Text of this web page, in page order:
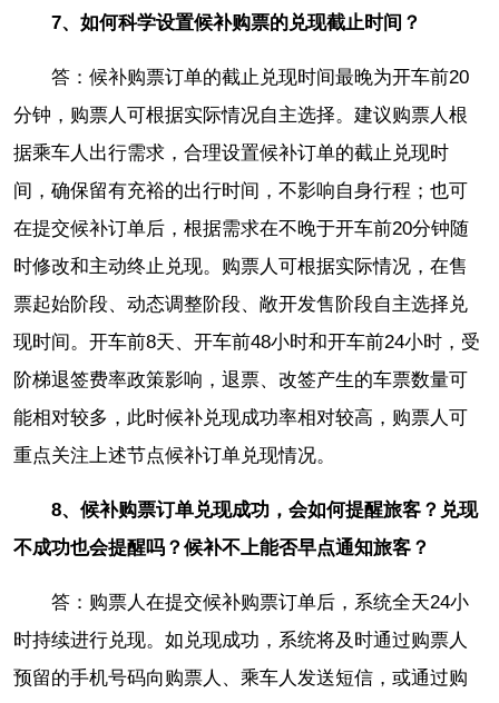
7、如何科学设置候补购票的兑现截止时间？
答：候补购票订单的截止兑现时间最晚为开车前20
分钟，购票人可根据实际情况自主选择。建议购票人根
据乘车人出行需求，合理设置候补订单的截止兑现时
间，确保留有充裕的出行时间，不影响自身行程；也可
在提交候补订单后，根据需求在不晚于开车前20分钟随
时修改和主动终止兑现。购票人可根据实际情况，在售
票起始阶段、动态调整阶段、敞开发售阶段自主选择兑
现时间。开车前8天、开车前48小时和开车前24小时，受
阶梯退签费率政策影响，退票、改签产生的车票数量可
能相对较多，此时候补兑现成功率相对较高，购票人可
重点关注上述节点候补订单兑现情况。
8、候补购票订单兑现成功，会如何提醒旅客？兑现
不成功也会提醒吗？候补不上能否早点通知旅客？
答：购票人在提交候补购票订单后，系统全天24小
时持续进行兑现。如兑现成功，系统将及时通过购票人
预留的手机号码向购票人、乘车人发送短信，或通过购